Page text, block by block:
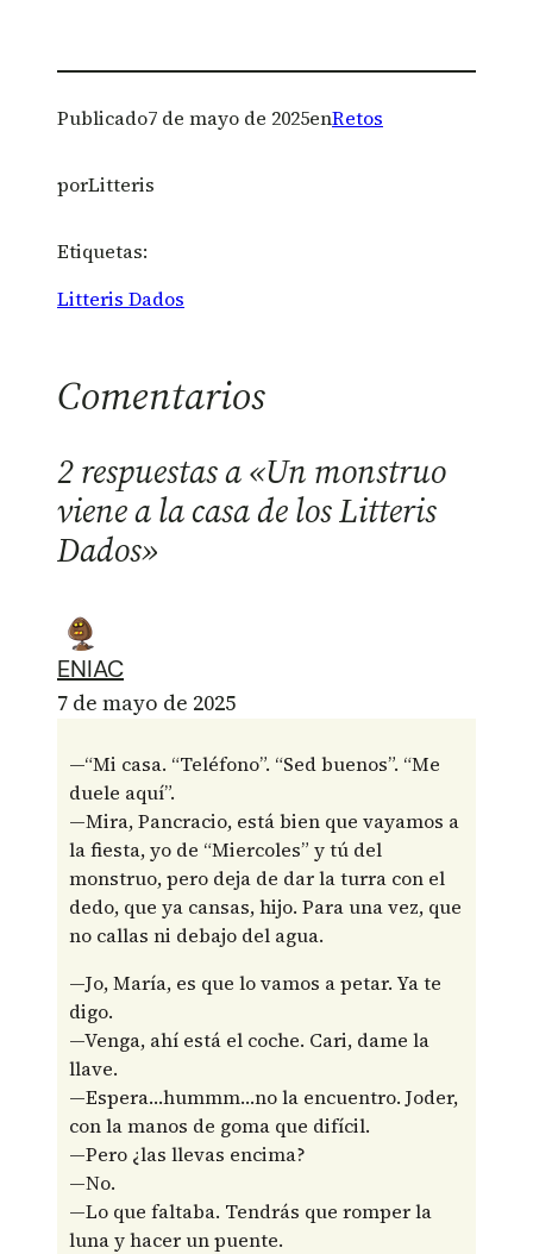
Publicado7 de mayo de 2025enRetos
porLitteris
Etiquetas:
Litteris Dados
Comentarios
2 respuestas a «Un monstruo
viene a la casa de los Litteris
Dados»
ENIAC
7 de mayo de 2025
—“Mi casa. “Teléfono”. “Sed buenos”. “Me
duele aquí”.
—Mira, Pancracio, está bien que vayamos a
la fiesta, yo de “Miercoles” y tú del
monstruo, pero deja de dar la turra con el
dedo, que ya cansas, hijo. Para una vez, que
no callas ni debajo del agua.
—Jo, María, es que lo vamos a petar. Ya te
digo.
—Venga, ahí está el coche. Cari, dame la
llave.
—Espera…hummm…no la encuentro. Joder,
con la manos de goma que difícil.
—Pero ¿las llevas encima?
—No.
—Lo que faltaba. Tendrás que romper la
luna y hacer un puente.